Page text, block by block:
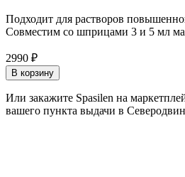
Подходит для растворов
Совместим со шприцами 3 и 5 мл
2990 ₽
В корзину
Или закажите Spasilen на
вашего пункта выдачи в